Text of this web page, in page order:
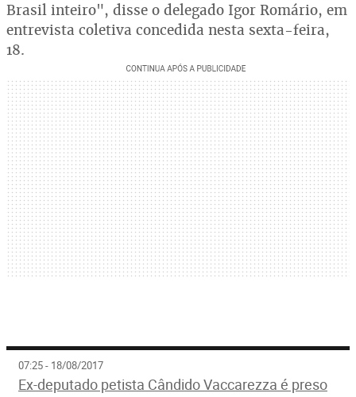
Brasil inteiro", disse o delegado Igor Romário, em
entrevista coletiva concedida nesta sexta-feira,
18.
07:25 - 18/08/2017
Ex-deputado petista Cândido Vaccarezza é preso